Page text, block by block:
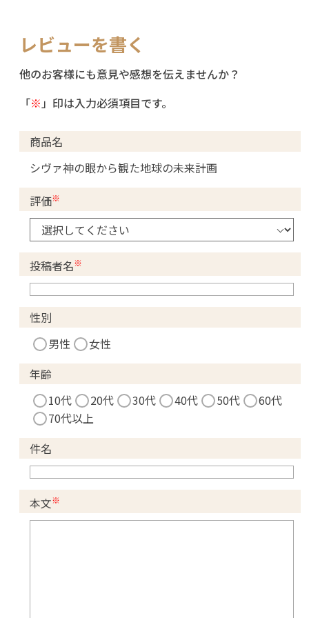
レビューを書く
他のお客様にも意見や感想を伝えませんか？
「※ 」印は入力必須項目です。
商品名
シヴァ神の眼から観た地球の未来計画
評価※
投稿者名※
性別
男性
女性
年齢
10代
20代 30代 40代 50代
60代
70代以上
件名
本文※